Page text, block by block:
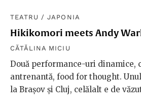
TEATRU /JAPONIA
Hikikomori meets Andy
CĂTĂLINA MICIU
Două performance-uri dinamice,
antrenantă, food for thought.
la Brașov și Cluj, celălalt e de